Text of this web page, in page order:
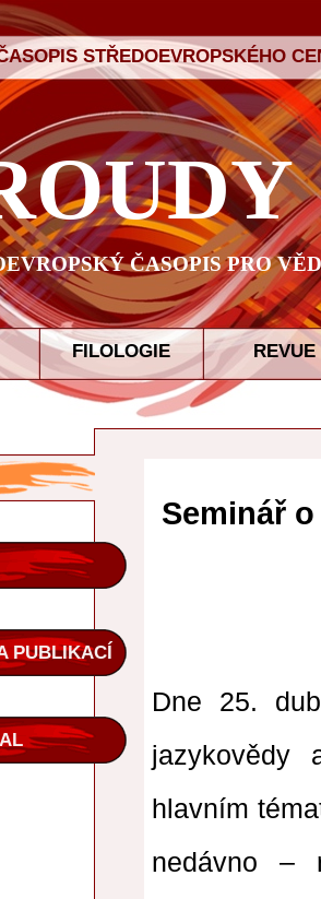
STŘEDOEVROPSKÉHO
ČASOPIS PRO
FILOLOGIE REVUE
PUBLIKACÍ
Seminář
Dne 25.
jazykovědy
hlavním
nedávno –